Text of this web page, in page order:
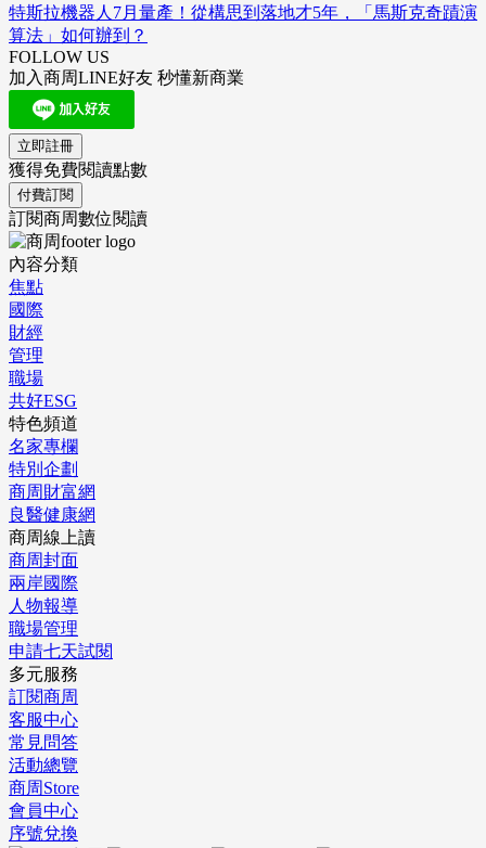
特斯拉機器人7月量產！從構思到落地才5年，「馬斯克奇蹟演
算法」如何辦到？
FOLLOW US
加入商周LINE好友 秒懂新商業
立即註冊
獲得免費閱讀點數
付費訂閱
訂閱商周數位閱讀
內容分類
焦點
國際
財經
管理
職場
共好ESG
特色頻道
名家專欄
特別企劃
商周財富網
良醫健康網
商周線上讀
商周封面
兩岸國際
人物報導
職場管理
申請七天試閱
多元服務
訂閱商周
客服中心
常見問答
活動總覽
商周Store
會員中心
序號兌換